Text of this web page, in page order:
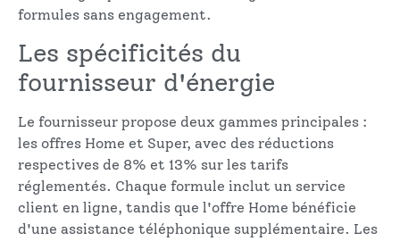
formules sans engagement.
Les spécificités du
fournisseur d'énergie
Le fournisseur propose deux gammes principales :
les offres Home et Super, avec des réductions
respectives de 8% et 13% sur les tarifs
réglementés. Chaque formule inclut un service
client en ligne, tandis que l'offre Home bénéficie
d'une assistance téléphonique supplémentaire. Les